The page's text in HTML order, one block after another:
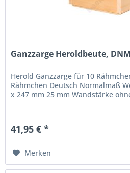
Ganzzarge Heroldbeute,
Herold Ganzzarge für 10
Rähmchen Deutsch Normalmaß
x 247 mm 25 mm Wandstärke
41,95 € *
Merken